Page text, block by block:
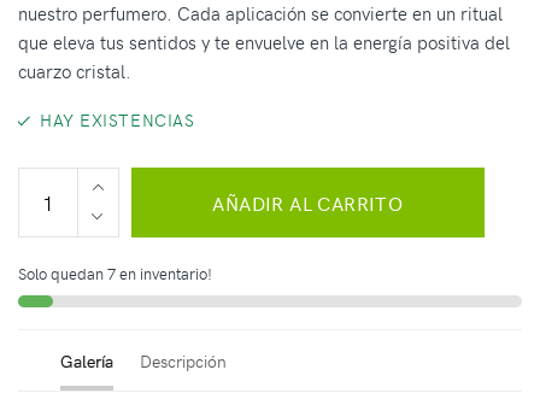
nuestro perfumero. Cada aplicación se convierte en un ritual
que eleva tus sentidos y te envuelve en la energía positiva del
cuarzo cristal.
HAY EXISTENCIAS
AÑADIR AL CARRITO
Solo quedan 7 en inventario!
Galería Descripción